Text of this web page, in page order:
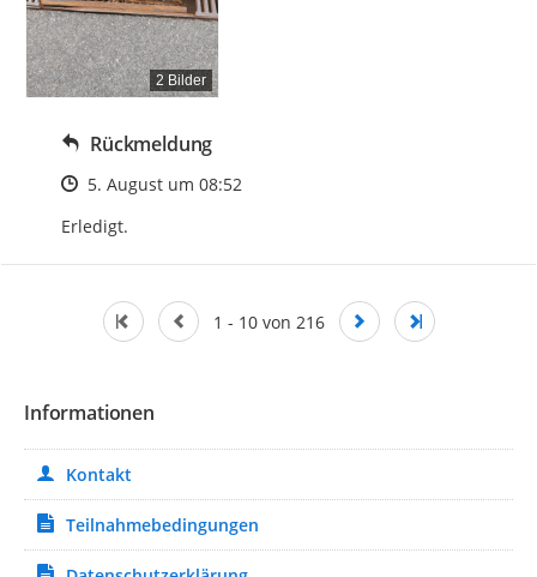
2 Bilder
Rückmeldung
Zeitpunkt des Erstellens
5. August um 08:52
Erledigt.
1 - 10 von 216
Informationen
Kontakt
Teilnahmebedingungen